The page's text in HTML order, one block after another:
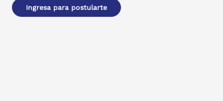
Ingresa para postularte